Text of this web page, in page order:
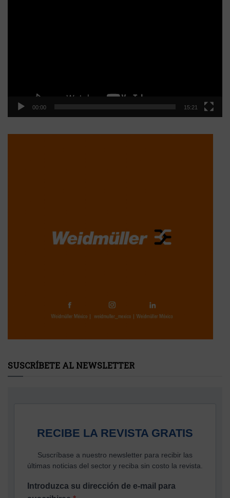
00:00 15:21
SUSCRÍBETE AL NEWSLETTER
RECIBE LA REVISTA GRATIS
Suscríbase a nuestro newsletter para recibir las
últimas noticias del sector y reciba sin costo la revista.
Introduzca su dirección de e-mail para